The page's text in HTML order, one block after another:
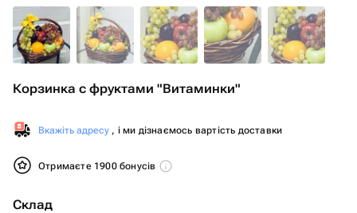
Корзинка с фруктами "Витаминки"
Вкажіть адресу , і ми дізнаємось вартість доставки
Отримаєте 1900 бонусів
Склад